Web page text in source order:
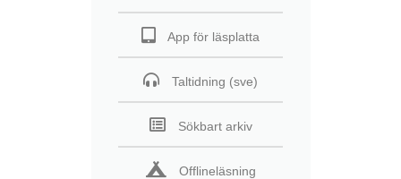
App för läsplatta
Taltidning (sve)
Sökbart arkiv
Offlineläsning